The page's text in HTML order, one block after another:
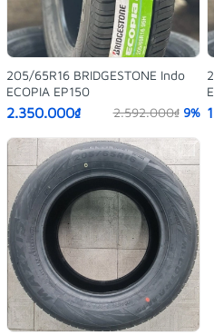
205/65R16 BRIDGESTONE Indo
ECOPIA EP150
2.350.000₫ 2.592.000₫ 9%